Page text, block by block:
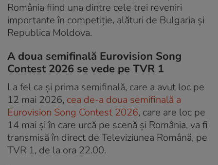
România fiind una dintre cele trei reveniri
importante în competiție, alături de Bulgaria și
Republica Moldova.
A doua semifinală Eurovision Song
Contest 2026 se vede pe TVR 1
La fel ca și prima semifinală, care a avut loc pe
12 mai 2026, cea de-a doua semifinală a
Eurovision Song Contest 2026, care are loc pe
14 mai și în care urcă pe scenă și România, va fi
transmisă în direct de Televiziunea Română, pe
TVR 1, de la ora 22.00.